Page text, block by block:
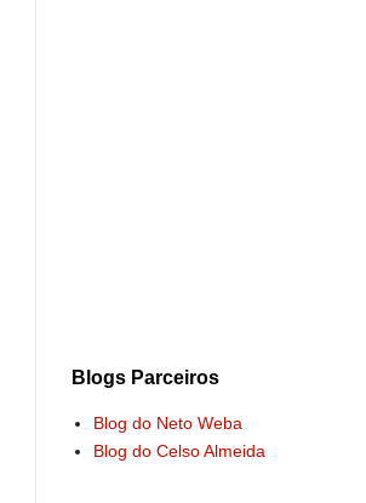
Blogs Parceiros
Blog do Neto Weba
Blog do Celso Almeida